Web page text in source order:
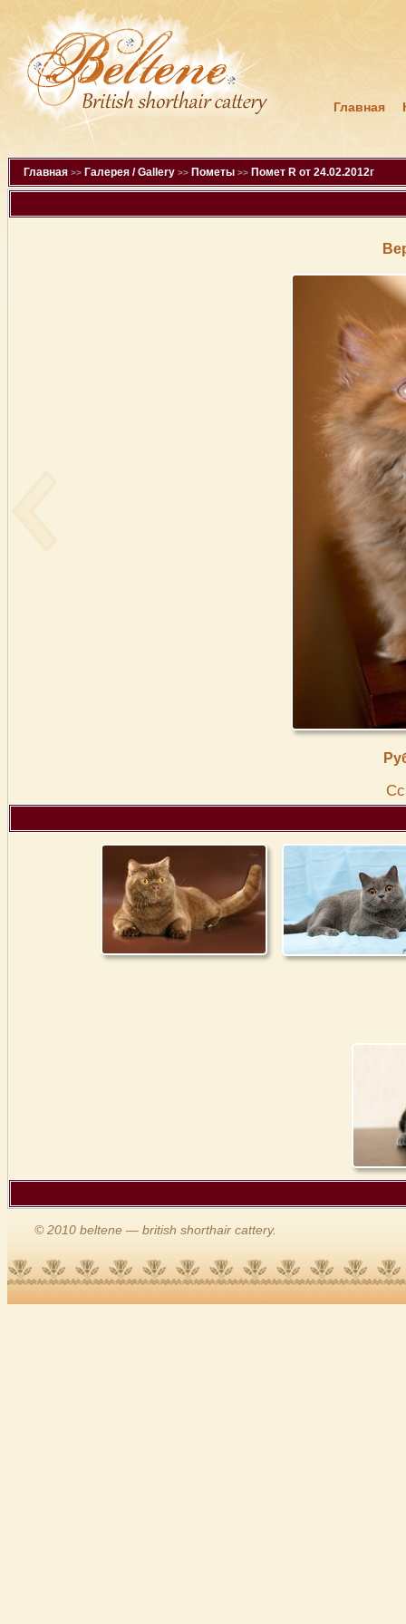
Главная
Главная >> Галерея / Gallery >> Пометы >> Помет R от 24.02.2012г
© 2010 beltene — british shorthair cattery.